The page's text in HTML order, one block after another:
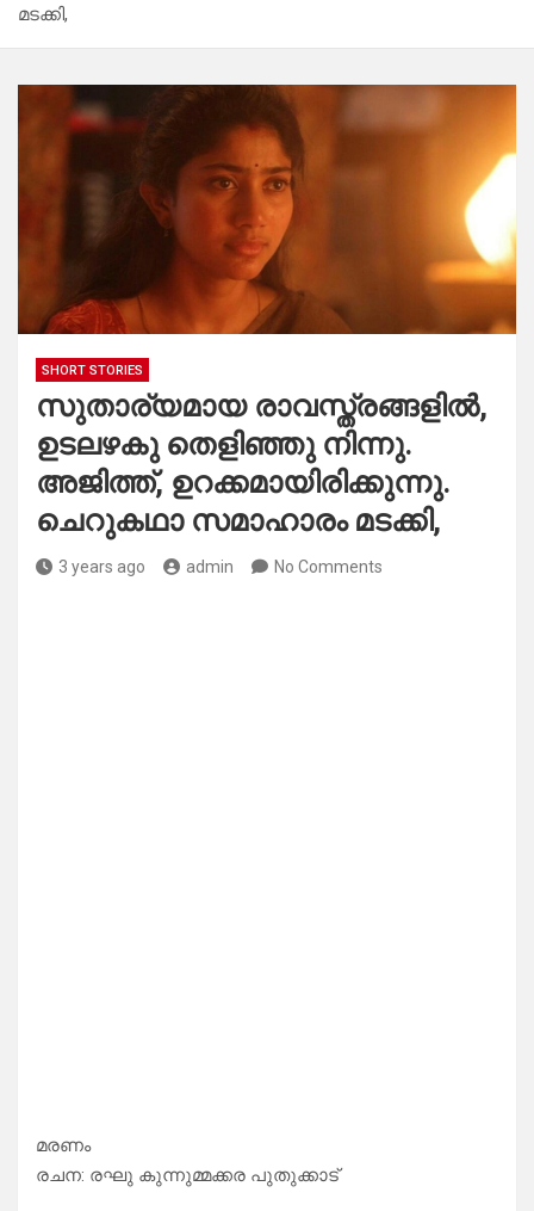
മടക്കി,
SHORT STORIES
സുതാര്യമായ രാവസ്ത്രങ്ങളിൽ,
ഉടലഴകു തെളിഞ്ഞു നിന്നു.
അജിത്ത്, ഉറക്കമായിരിക്കുന്നു.
ചെറുകഥാ സമാഹാരം മടക്കി,
3 years ago admin No Comments
മരണം
രചന: രഘു കുന്നുമ്മക്കര പുതുക്കാട്